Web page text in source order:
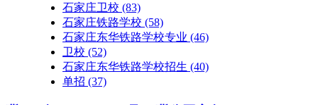
石家庄卫校 (83)
石家庄铁路学校 (58)
石家庄东华铁路学校专业 (46)
卫校 (52)
石家庄东华铁路学校招生 (40)
单招 (37)